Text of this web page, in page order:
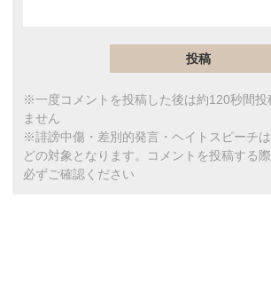
※一度コメントを投稿した後は約120秒間投
ません
※誹謗中傷・差別的発言・ヘイトスピーチ
どの対象となります。コメントを投稿する
必ずご確認ください